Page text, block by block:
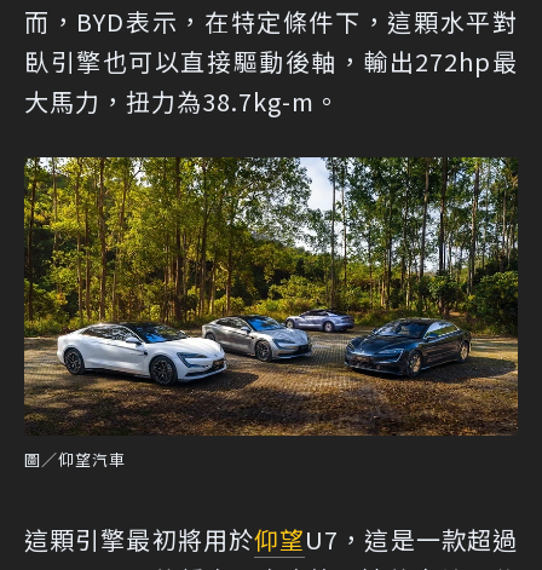
而，BYD表示，在特定條件下，這顆水平對
臥引擎也可以直接驅動後軸，輸出272hp最
大馬力，扭力為38.7kg-m。
圖／仰望汽車
這顆引擎最初將用於仰望U7，這是一款超過